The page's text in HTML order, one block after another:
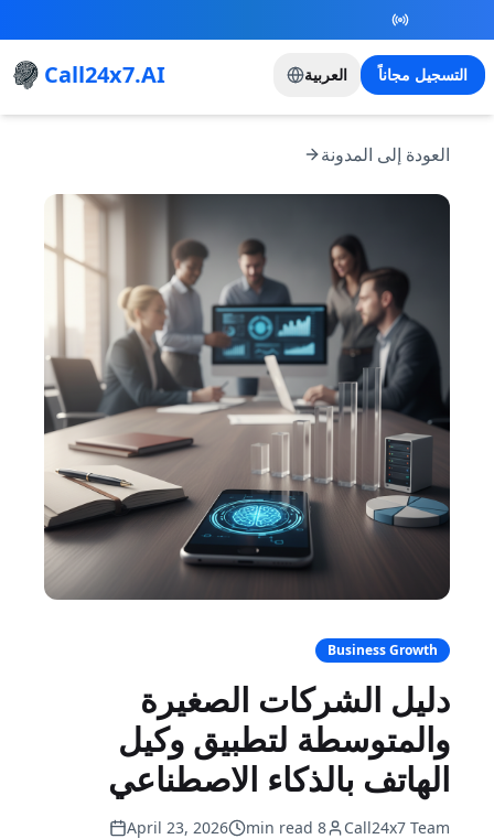
New Referral Program - Join now and grow with
us!
Call24x7.AI العربية التسجيل مجاناً
العودة إلى المدونة
Business Growth
دليل الشركات الصغيرة
والمتوسطة لتطبيق وكيل
الهاتف بالذكاء الاصطناعي
April 23, 2026 8 min read Call24x7 Team